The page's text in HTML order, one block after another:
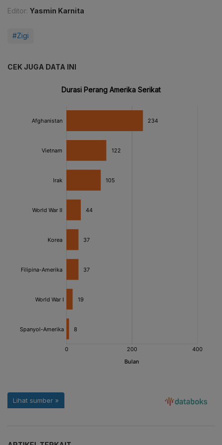
Editor: Yasmin Karnita
#Zigi
CEK JUGA DATA INI